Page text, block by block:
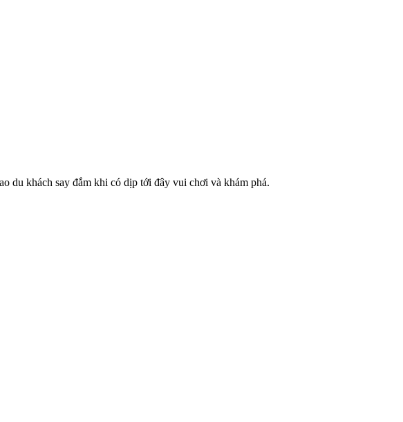
du khách say đắm khi có dịp tới đây vui chơi và khám phá.